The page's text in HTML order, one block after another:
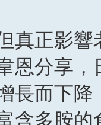
真正影響
恩分享，
長而下降
含多胺的